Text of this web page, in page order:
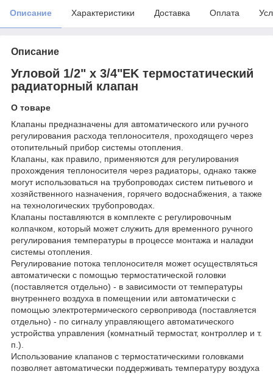
Описание Характеристики Доставка Оплата
Описание
Угловой 1/2" x 3/4"EK термостатический
радиаторный клапан
О товаре
Клапаны предназначены для автоматического или ручного
регулирования расхода теплоносителя, проходящего через
отопительный прибор системы отопления.
Клапаны, как правило, применяются для регулирования
прохождения теплоносителя через радиаторы, однако также
могут использоваться на трубопроводах систем питьевого и
хозяйственного назначения, горячего водоснабжения, а также
на технологических трубопроводах.
Клапаны поставляются в комплекте с регулировочным
колпачком, который может служить для временного ручного
регулирования температуры в процессе монтажа и наладки
системы отопления.
Регулирование потока теплоносителя может осуществляться
автоматически с помощью термостатической головки
(поставляется отдельно) - в зависимости от температуры
внутреннего воздуха в помещении или автоматически с
помощью электротермического сервопривода (поставляется
отдельно) - по сигналу управляющего автоматического
устройства управления (комнатный термостат, контроллер и т.
п.).
Использование клапанов с термостатическими головками
позволяет автоматически поддерживать температуру воздуха